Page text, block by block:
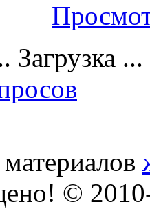
Загрузка ...
©